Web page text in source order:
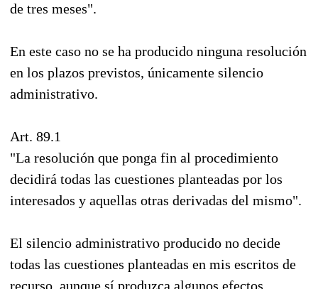
de tres meses".
En este caso no se ha producido ninguna resolución
en los plazos previstos, únicamente silencio
administrativo.
Art. 89.1
"La resolución que ponga fin al procedimiento
decidirá todas las cuestiones planteadas por los
interesados y aquellas otras derivadas del mismo".
El silencio administrativo producido no decide
todas las cuestiones planteadas en mis escritos de
recurso, aunque sí produzca algunos efectos